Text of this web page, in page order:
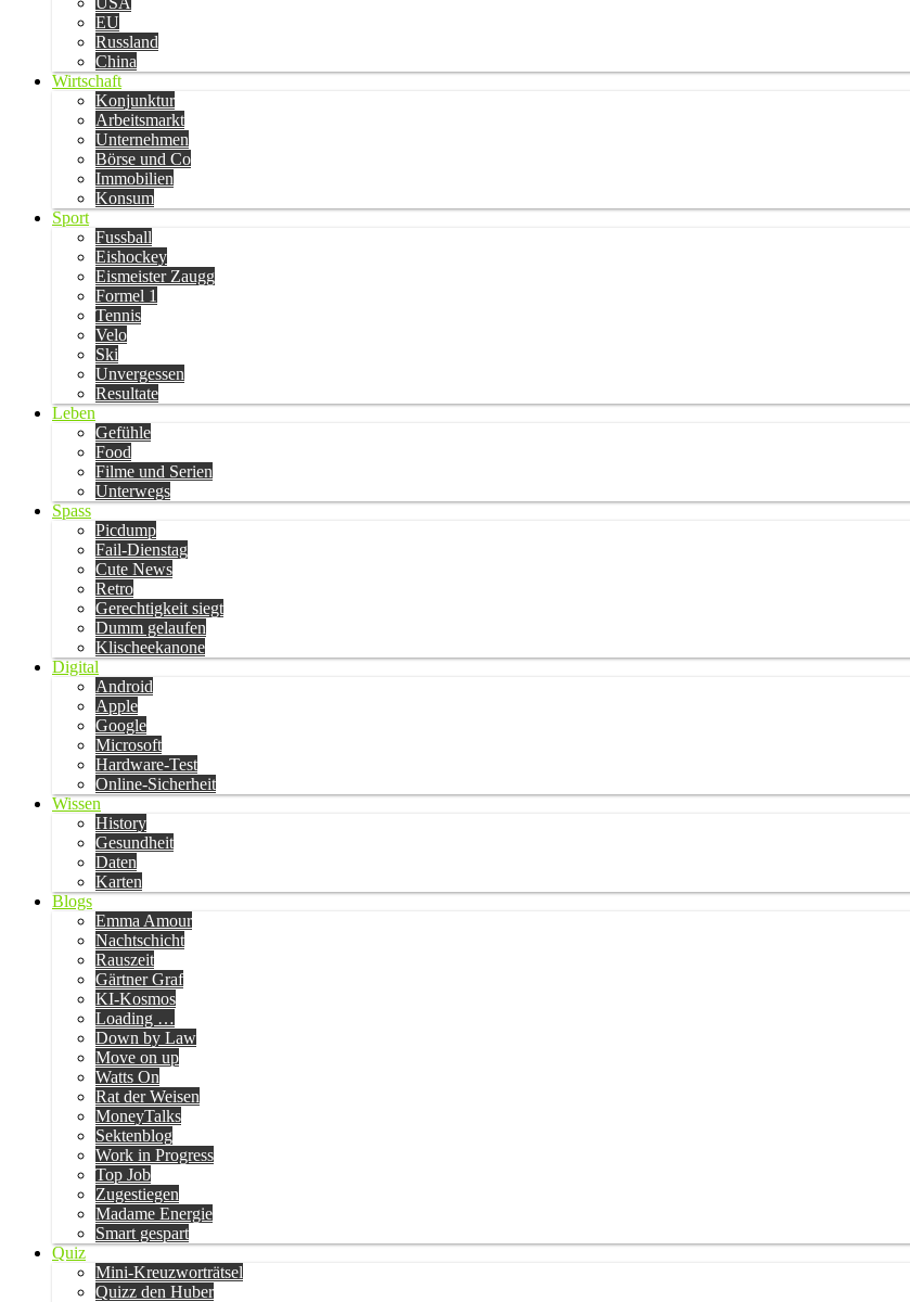
EU
Russland
China
Wirtschaft
Konjunktur
Arbeitsmarkt
Unternehmen
Börse und Co
Immobilien
Konsum
Sport
Fussball
Eishockey
Eismeister Zaugg
Formel 1
Tennis
Velo
Ski
Unvergessen
Resultate
Leben
Gefühle
Food
Filme und Serien
Unterwegs
Spass
Picdump
Fail-Dienstag
Cute News
Retro
Gerechtigkeit siegt
Dumm gelaufen
Klischeekanone
Digital
Android
Apple
Google
Microsoft
Hardware-Test
Online-Sicherheit
Wissen
History
Gesundheit
Daten
Karten
Blogs
Emma Amour
Nachtschicht
Rauszeit
Gärtner Graf
KI-Kosmos
Loading …
Down by Law
Move on up
Watts On
Rat der Weisen
MoneyTalks
Sektenblog
Work in Progress
Top Job
Zugestiegen
Madame Energie
Smart gespart
Quiz
Mini-Kreuzworträtsel
Quizz den Huber